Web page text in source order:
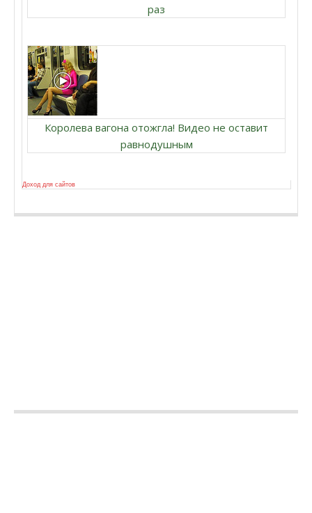
раз
Королева вагона отожгла! Видео не оставит
равнодушным
Доход для сайтов